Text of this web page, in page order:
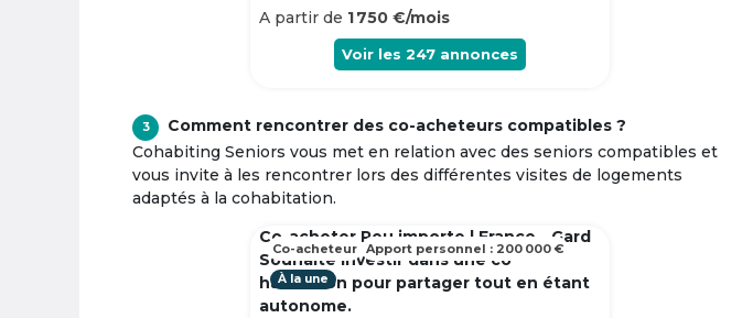
A partir de 1 750 €/mois
Voir les 247 annonces
3
Comment rencontrer des co-acheteurs compatibles ?
Cohabiting Seniors vous met en relation avec des seniors compatibles et
vous invite à les rencontrer lors des différentes visites de logements
adaptés à la cohabitation.
Co-acheter Peu importe | France - Gard
Souhaite investir dans une co
habitation pour partager tout en étant
autonome.
À la une
Co-acheteur Apport personnel : 200 000 €